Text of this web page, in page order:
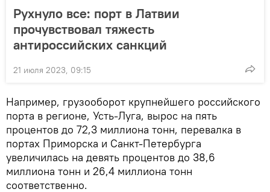
Рухнуло все: порт в Латвии
прочувствовал тяжесть
антироссийских санкций
21 июля 2023, 09:15
Например, грузооборот крупнейшего российского
порта в регионе, Усть-Луга, вырос на пять
процентов до 72,3 миллиона тонн, перевалка в
портах Приморска и Санкт-Петербурга
увеличилась на девять процентов до 38,6
миллиона тонн и 26,4 миллиона тонн
соответственно.